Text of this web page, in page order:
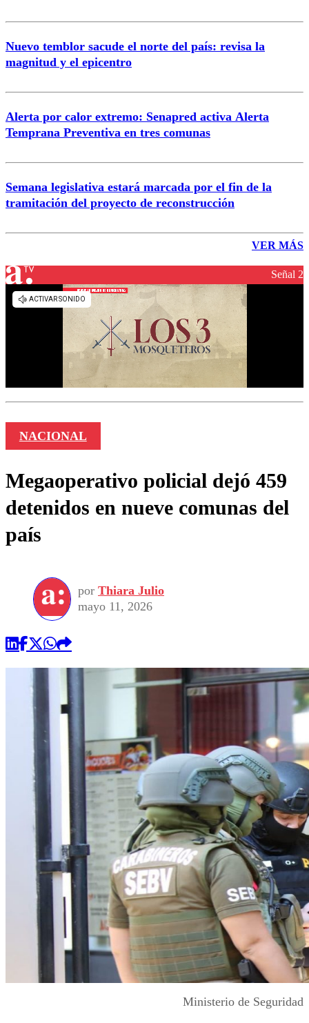
Nuevo temblor sacude el norte del país: revisa la
magnitud y el epicentro
Alerta por calor extremo: Senapred activa Alerta
Temprana Preventiva en tres comunas
Semana legislativa estará marcada por el fin de la
tramitación del proyecto de reconstrucción
VER MÁS
Señal 2
NACIONAL
Megaoperativo policial dejó 459
detenidos en nueve comunas del
país
por Thiara Julio
mayo 11, 2026
Ministerio de Seguridad